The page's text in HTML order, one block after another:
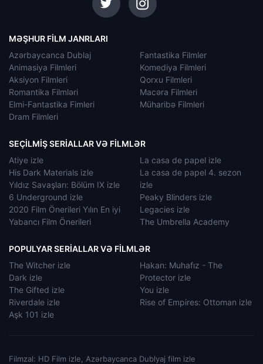
MƏŞHUR FILM JANRLARI
Azərbaycanca Dublaj
Animasiya Filmleri
Aksiyon Filmleri
Romantika Filmləri
Elmi-Fantastika Fimleri
Dram Filmleri
Fantastika Filmler
Komediya Filmleri
Qorxu Filmleri
Macəra Filmleri
Müharibə Filmleri
SEÇILMIŞ SERIALLAR VƏ FILMLƏR
Atiye izle
His Dark Materials izle
Yıldız Savaşları: Bölüm IX izle
6 Underground izle
2020 Film Önerileri Yılın En iyi
Yabancı Film Önerileri
La casa de papel izle
La casa de papel 4. sezon
izle
Peaky Blinders izle
Legacies izle
The Umbrella Academy
POPULYAR SERIALLAR VƏ FILMLƏR
The Witcher izle
Dark izle
The Gifted izle
Riverdale izle
Aşk 101 izle
Hakan: Muhafız - The
Protector izle
You izle
Rise of Empires: Ottoman izle
Filmzal: HD Film izle, Azərbaycanca Dublyaj film izle